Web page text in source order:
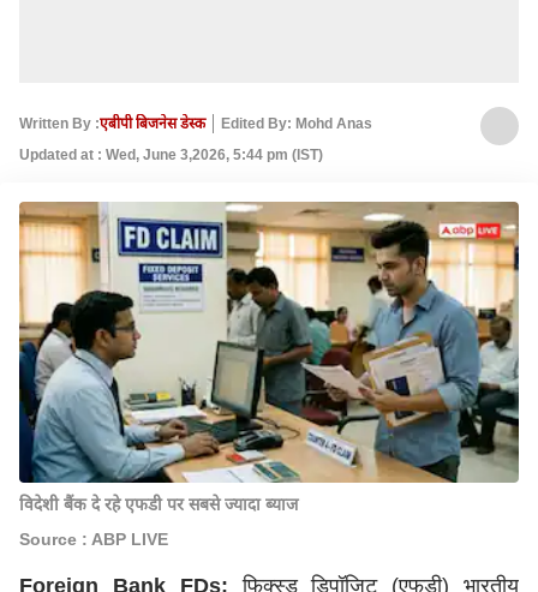
Written By :एबीपी बिजनेस डेस्क
Edited By: Mohd Anas
Updated at : Wed, June 3,2026, 5:44 pm (IST)
विदेशी बैंक दे रहे एफडी पर सबसे ज्यादा ब्याज
Source : ABP LIVE
Foreign Bank FDs: फिक्स्ड डिपॉजिट (एफडी) भारतीय